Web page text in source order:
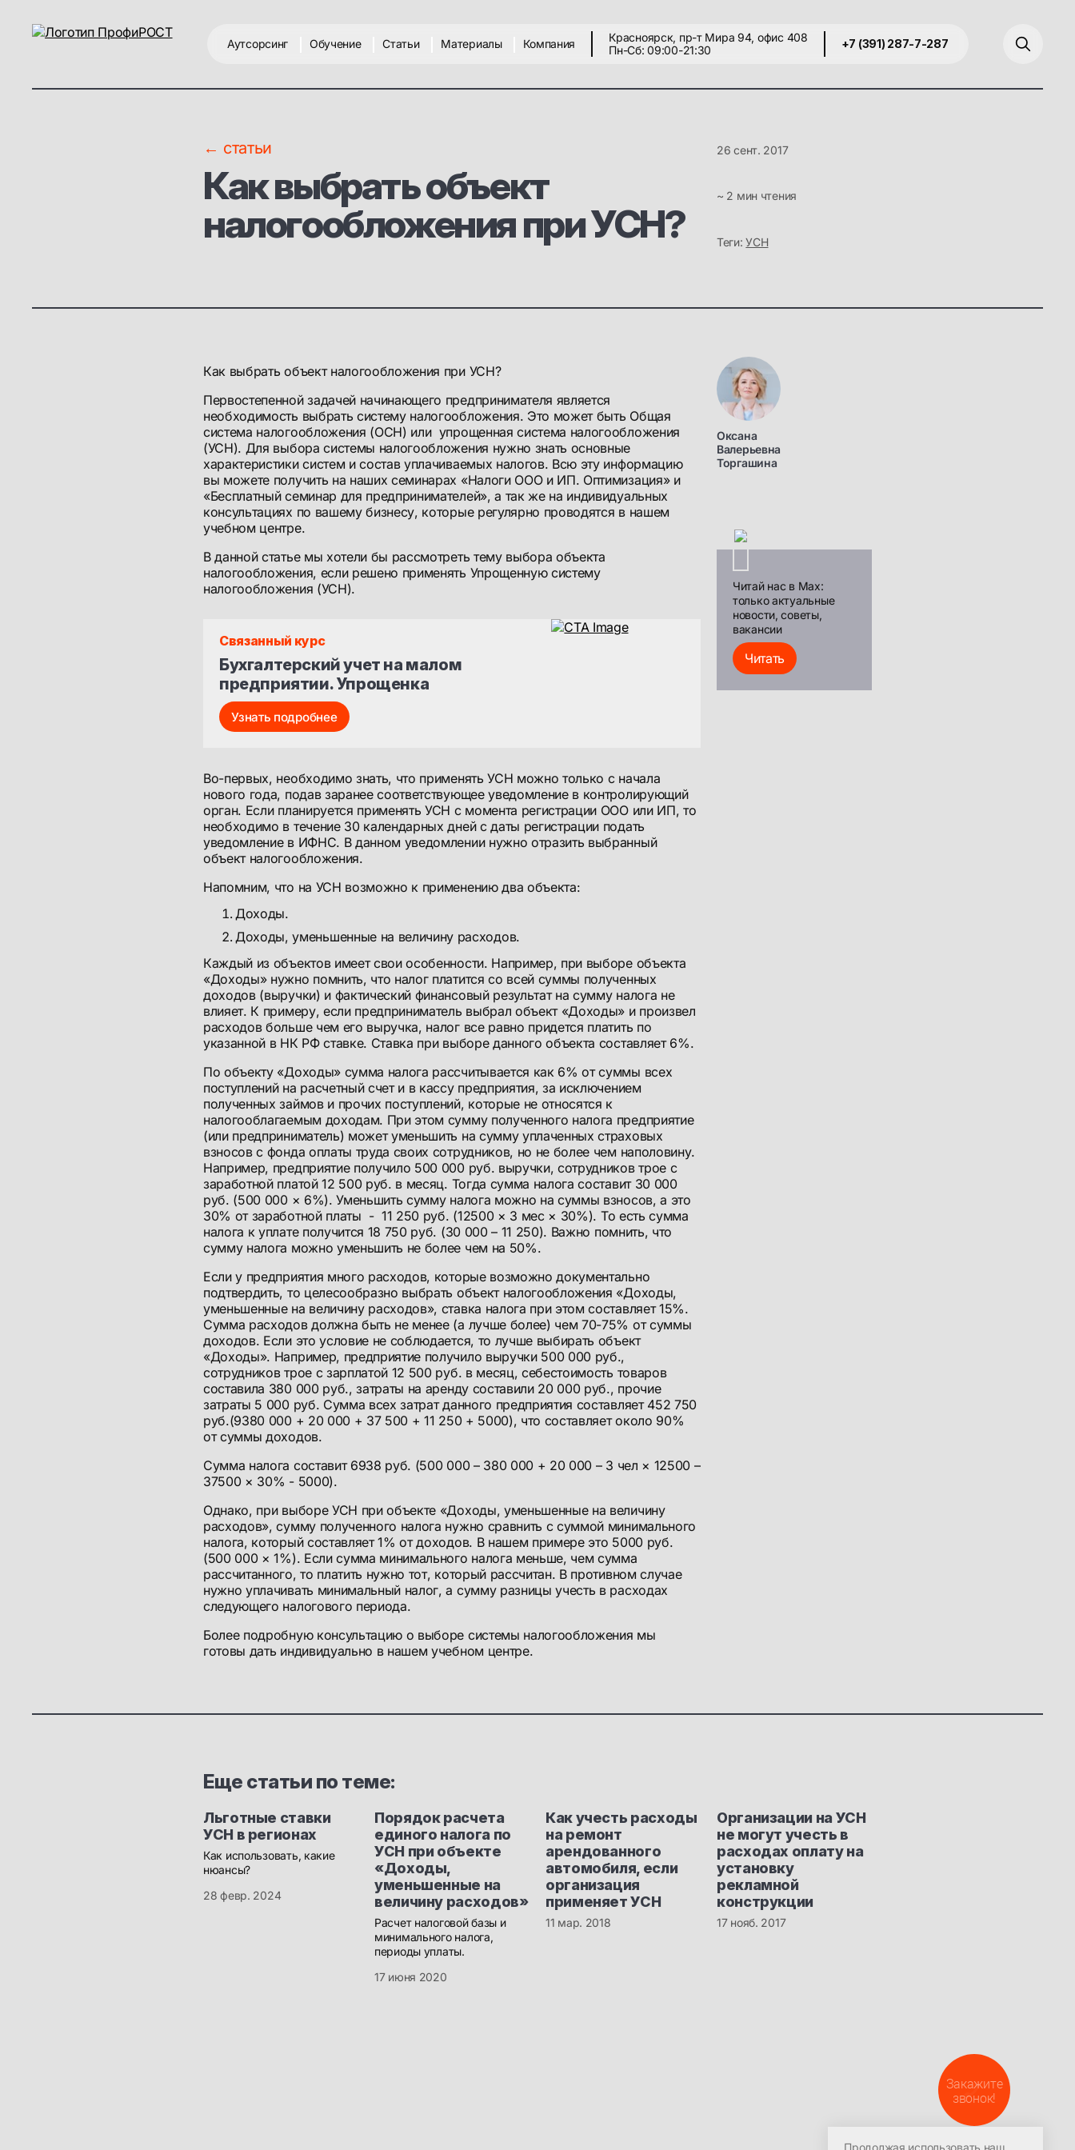
Аутсорсинг Обучение Статьи Материалы Компания
Красноярск, пр-т Мира 94, офис 408
Пн-Сб: 09:00-21:30
+7 (391) 287-7-287
← статьи
Как выбрать объект
налогообложения при УСН?
26 сент. 2017
~ 2 мин чтения
Теги:УСН
Как выбрать объект налогообложения при УСН?
Первостепенной задачей начинающего предпринимателя является
необходимость выбрать систему налогообложения. Это может быть Общая
система налогообложения (ОСН) или упрощенная система налогообложения
(УСН). Для выбора системы налогообложения нужно знать основные
характеристики систем и состав уплачиваемых налогов. Всю эту информацию
вы можете получить на наших семинарах «Налоги ООО и ИП. Оптимизация» и
«Бесплатный семинар для предпринимателей», а так же на индивидуальных
консультациях по вашему бизнесу, которые регулярно проводятся в нашем
учебном центре.
В данной статье мы хотели бы рассмотреть тему выбора объекта
налогообложения, если решено применять Упрощенную систему
налогообложения (УСН).
Связанный курс
Бухгалтерский учет на малом
предприятии. Упрощенка
Узнать подробнее
Во-первых, необходимо знать, что применять УСН можно только с начала
нового года, подав заранее соответствующее уведомление в контролирующий
орган. Если планируется применять УСН с момента регистрации ООО или ИП, то
необходимо в течение 30 календарных дней с даты регистрации подать
уведомление в ИФНС. В данном уведомлении нужно отразить выбранный
объект налогообложения.
Напомним, что на УСН возможно к применению два объекта:
Доходы.
Доходы, уменьшенные на величину расходов.
Каждый из объектов имеет свои особенности. Например, при выборе объекта
«Доходы» нужно помнить, что налог платится со всей суммы полученных
доходов (выручки) и фактический финансовый результат на сумму налога не
влияет. К примеру, если предприниматель выбрал объект «Доходы» и произвел
расходов больше чем его выручка, налог все равно придется платить по
указанной в НК РФ ставке. Ставка при выборе данного объекта составляет 6%.
По объекту «Доходы» сумма налога рассчитывается как 6% от суммы всех
поступлений на расчетный счет и в кассу предприятия, за исключением
полученных займов и прочих поступлений, которые не относятся к
налогооблагаемым доходам. При этом сумму полученного налога предприятие
(или предприниматель) может уменьшить на сумму уплаченных страховых
взносов с фонда оплаты труда своих сотрудников, но не более чем наполовину.
Например, предприятие получило 500 000 руб. выручки, сотрудников трое с
заработной платой 12 500 руб. в месяц. Тогда сумма налога составит 30 000
руб. (500 000 × 6%). Уменьшить сумму налога можно на суммы взносов, а это
30% от заработной платы - 11 250 руб. (12500 × 3 мес × 30%). То есть сумма
налога к уплате получится 18 750 руб. (30 000 – 11 250). Важно помнить, что
сумму налога можно уменьшить не более чем на 50%.
Если у предприятия много расходов, которые возможно документально
подтвердить, то целесообразно выбрать объект налогообложения «Доходы,
уменьшенные на величину расходов», ставка налога при этом составляет 15%.
Сумма расходов должна быть не менее (а лучше более) чем 70-75% от суммы
доходов. Если это условие не соблюдается, то лучше выбирать объект
«Доходы». Например, предприятие получило выручки 500 000 руб.,
сотрудников трое с зарплатой 12 500 руб. в месяц, себестоимость товаров
составила 380 000 руб., затраты на аренду составили 20 000 руб., прочие
затраты 5 000 руб. Сумма всех затрат данного предприятия составляет 452 750
руб.(9380 000 + 20 000 + 37 500 + 11 250 + 5000), что составляет около 90%
от суммы доходов.
Сумма налога составит 6938 руб. (500 000 – 380 000 + 20 000 – 3 чел × 12500 –
37500 × 30% - 5000).
Однако, при выборе УСН при объекте «Доходы, уменьшенные на величину
расходов», сумму полученного налога нужно сравнить с суммой минимального
налога, который составляет 1% от доходов. В нашем примере это 5000 руб.
(500 000 × 1%). Если сумма минимального налога меньше, чем сумма
рассчитанного, то платить нужно тот, который рассчитан. В противном случае
нужно уплачивать минимальный налог, а сумму разницы учесть в расходах
следующего налогового периода.
Более подробную консультацию о выборе системы налогообложения мы
готовы дать индивидуально в нашем учебном центре.
Оксана
Валерьевна
Торгашина
Читай нас в Max:
только актуальные
новости, советы,
вакансии
Читать
Еще статьи по теме:
Льготные ставки
УСН в регионах
Как использовать, какие
нюансы?
28 февр. 2024
Порядок расчета
единого налога по
УСН при объекте
«Доходы,
уменьшенные на
величину расходов»
Расчет налоговой базы и
минимального налога,
периоды уплаты.
17 июня 2020
Как учесть расходы
на ремонт
арендованного
автомобиля, если
организация
применяет УСН
11 мар. 2018
Организации на УСН
не могут учесть в
расходах оплату на
установку
рекламной
конструкции
17 нояб. 2017
Политика в отношении
обработки персональных
Продолжая использовать наш
Закажите
звонок!